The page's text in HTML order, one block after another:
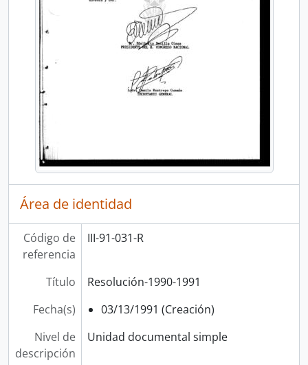
Área de identidad
Código de
referencia
III-91-031-R
Título
Resolución-1990-1991
Fecha(s)
03/13/1991 (Creación)
Nivel de
descripción
Unidad documental simple